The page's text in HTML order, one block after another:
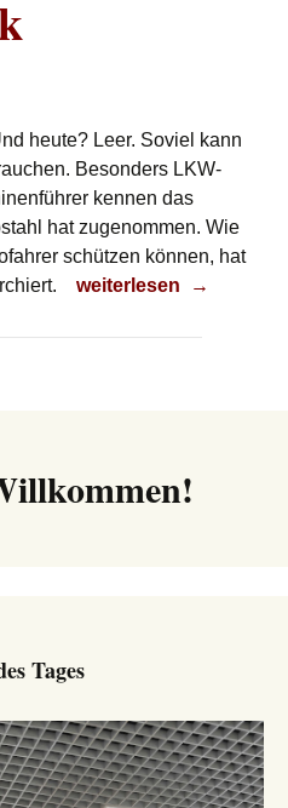
heute? Leer. Soviel kann
Besonders LKW-
kennen das
hat zugenommen. Wie
schützen können, hat
Leerer Tank
weiterlesen →
Tages